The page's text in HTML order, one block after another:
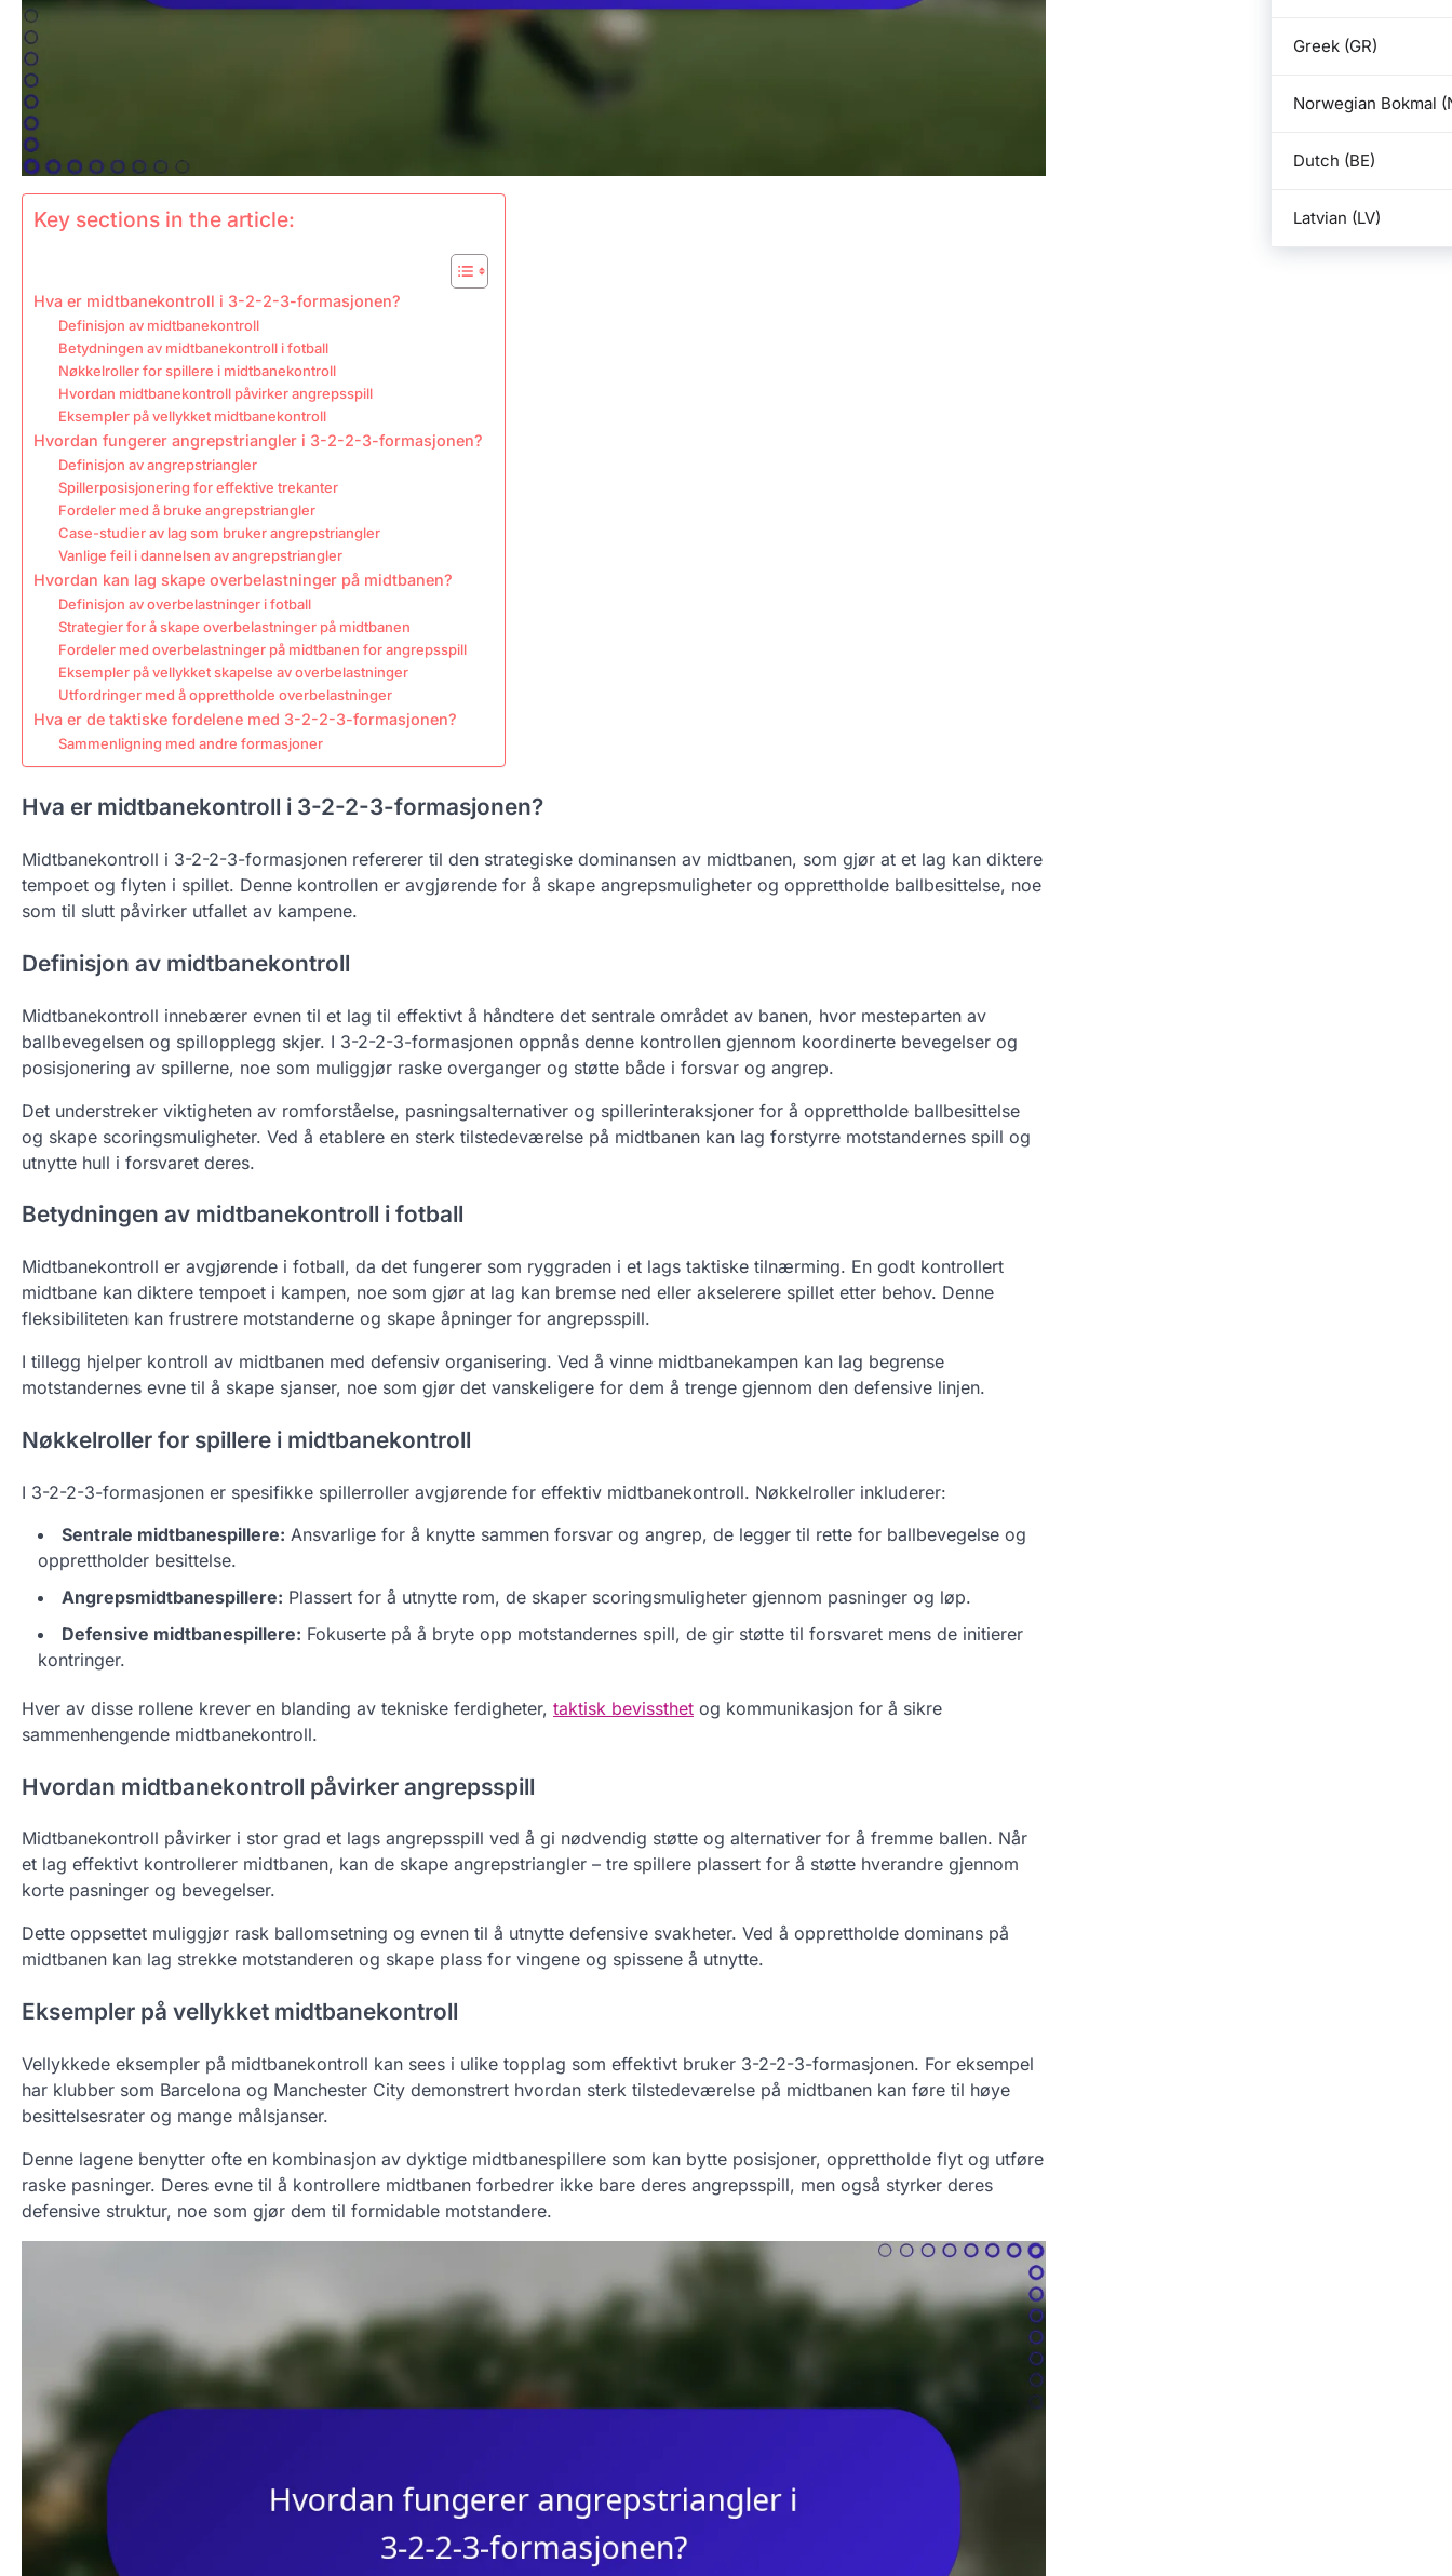
Greek (GR)
Norwegian Bokmal
Dutch (BE)
Latvian (LV)
Key sections in the article:
Hva er midtbanekontroll i 3-2-2-3-formasjonen?
Definisjon av midtbanekontroll
Betydningen av midtbanekontroll i fotball
Nøkkelroller for spillere i midtbanekontroll
Hvordan midtbanekontroll påvirker angrepsspill
Eksempler på vellykket midtbanekontroll
Hvordan fungerer angrepstriangler i 3-2-2-3-formasjonen?
Definisjon av angrepstriangler
Spillerposisjonering for effektive trekanter
Fordeler med å bruke angrepstriangler
Case-studier av lag som bruker angrepstriangler
Vanlige feil i dannelsen av angrepstriangler
Hvordan kan lag skape overbelastninger på midtbanen?
Definisjon av overbelastninger i fotball
Strategier for å skape overbelastninger på midtbanen
Fordeler med overbelastninger på midtbanen for angrepsspill
Eksempler på vellykket skapelse av overbelastninger
Utfordringer med å opprettholde overbelastninger
Hva er de taktiske fordelene med 3-2-2-3-formasjonen?
Sammenligning med andre formasjoner
Hva er midtbanekontroll i 3-2-2-3-formasjonen?
Midtbanekontroll i 3-2-2-3-formasjonen refererer til den strategiske dominansen av midtbanen, som gjør at et lag kan diktere
tempoet og flyten i spillet. Denne kontrollen er avgjørende for å skape angrepsmuligheter og opprettholde ballbesittelse, noe
som til slutt påvirker utfallet av kampene.
Definisjon av midtbanekontroll
Midtbanekontroll innebærer evnen til et lag til effektivt å håndtere det sentrale området av banen, hvor mesteparten av
ballbevegelsen og spillopplegg skjer. I 3-2-2-3-formasjonen oppnås denne kontrollen gjennom koordinerte bevegelser og
posisjonering av spillerne, noe som muliggjør raske overganger og støtte både i forsvar og angrep.
Det understreker viktigheten av romforståelse, pasningsalternativer og spillerinteraksjoner for å opprettholde ballbesittelse
og skape scoringsmuligheter. Ved å etablere en sterk tilstedeværelse på midtbanen kan lag forstyrre motstandernes spill og
utnytte hull i forsvaret deres.
Betydningen av midtbanekontroll i fotball
Midtbanekontroll er avgjørende i fotball, da det fungerer som ryggraden i et lags taktiske tilnærming. En godt kontrollert
midtbane kan diktere tempoet i kampen, noe som gjør at lag kan bremse ned eller akselerere spillet etter behov. Denne
fleksibiliteten kan frustrere motstanderne og skape åpninger for angrepsspill.
I tillegg hjelper kontroll av midtbanen med defensiv organisering. Ved å vinne midtbanekampen kan lag begrense
motstandernes evne til å skape sjanser, noe som gjør det vanskeligere for dem å trenge gjennom den defensive linjen.
Nøkkelroller for spillere i midtbanekontroll
I 3-2-2-3-formasjonen er spesifikke spillerroller avgjørende for effektiv midtbanekontroll. Nøkkelroller inkluderer:
Sentrale midtbanespillere: Ansvarlige for å knytte sammen forsvar og angrep, de legger til rette for ballbevegelse og
opprettholder besittelse.
Angrepsmidtbanespillere: Plassert for å utnytte rom, de skaper scoringsmuligheter gjennom pasninger og løp.
Defensive midtbanespillere: Fokuserte på å bryte opp motstandernes spill, de gir støtte til forsvaret mens de initierer
kontringer.
Hver av disse rollene krever en blanding av tekniske ferdigheter, taktisk bevissthet og kommunikasjon for å sikre
sammenhengende midtbanekontroll.
Hvordan midtbanekontroll påvirker angrepsspill
Midtbanekontroll påvirker i stor grad et lags angrepsspill ved å gi nødvendig støtte og alternativer for å fremme ballen. Når
et lag effektivt kontrollerer midtbanen, kan de skape angrepstriangler – tre spillere plassert for å støtte hverandre gjennom
korte pasninger og bevegelser.
Dette oppsettet muliggjør rask ballomsetning og evnen til å utnytte defensive svakheter. Ved å opprettholde dominans på
midtbanen kan lag strekke motstanderen og skape plass for vingene og spissene å utnytte.
Eksempler på vellykket midtbanekontroll
Vellykkede eksempler på midtbanekontroll kan sees i ulike topplag som effektivt bruker 3-2-2-3-formasjonen. For eksempel
har klubber som Barcelona og Manchester City demonstrert hvordan sterk tilstedeværelse på midtbanen kan føre til høye
besittelsesrater og mange målsjanser.
Denne lagene benytter ofte en kombinasjon av dyktige midtbanespillere som kan bytte posisjoner, opprettholde flyt og utføre
raske pasninger. Deres evne til å kontrollere midtbanen forbedrer ikke bare deres angrepsspill, men også styrker deres
defensive struktur, noe som gjør dem til formidable motstandere.